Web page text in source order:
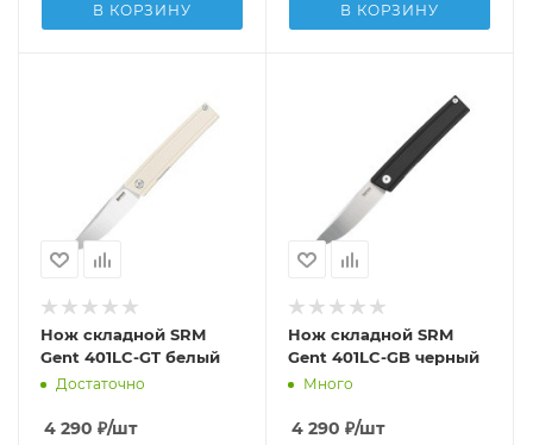
В КОРЗИНУ В КОРЗИНУ
Нож складной SRM
Gent 401LC-GT белый
Достаточно
4 290 ₽/шт
Нож складной SRM
Gent 401LC-GB черный
Много
4 290 ₽/шт